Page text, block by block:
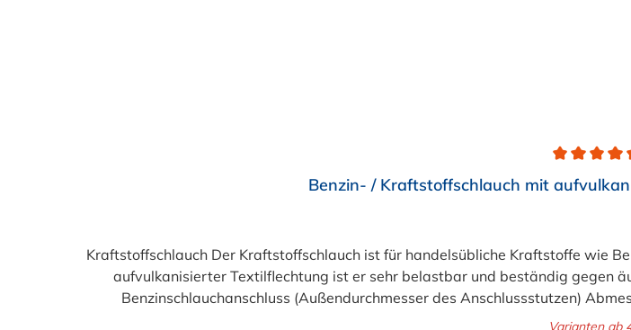
Durchschnittliche Bewertung von 5 von 5 SternenBenzin- / Kraftstoffschlauch mit
Kraftstoffschlauch Der Kraftstoffschlauch ist für handelsübliche Kraftstoffe wie
aufvulkanisierter Textilflechtung ist er sehr belastbar und beständig gegen
Benzinschlauchanschluss (Außendurchmesser des Anschlussstutzen)
(Außendurchmesser des Anschlussstutzen)Abmessung 9,0 x 15,0 mm: passt für
Varianten ab